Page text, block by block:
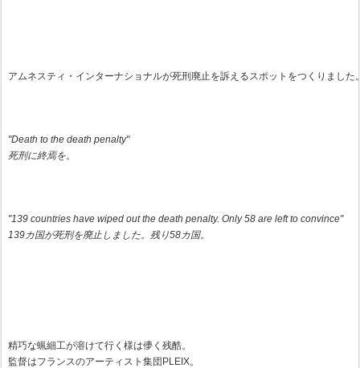
アムネスティ・インターナショナルが死刑廃止を訴えるスポットをつくりました
"Death to the death penalty"
死刑に終焉を。
"139 countries have wiped out the death penalty. Only 58 are left to convince"
139カ国が死刑を廃止しました。残り58カ国。
精巧な蝋細工が溶けて行く様は儚く残酷。
監督はフランスのアーティスト集団PLEIX。